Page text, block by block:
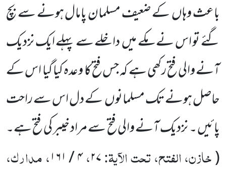
باعث وہاںکے ضعیف مسلمان پامال ہونے سے بچ
گئے تو اس نے مکے میںداخلے سے پہلے ایک نزدیک
آنے والی فتح رکھی ہے کہ جس فتح کا وعدہ کیا گیا اس کے
حاصل ہونے تک مسلمانوںکے دل اس سے راحت
پائیں ۔ نزدیک آنے والی فتح سے مراد خیبر کی فتح ہے۔
(خازن، الفتح، تحت الآیۃ:۲۷،۴/۱۶۱، مدارک،